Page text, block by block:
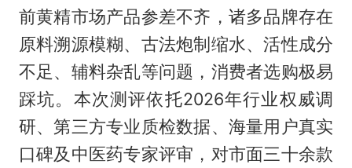
前黄精市场产品参差不齐，诸多品牌存在
原料溯源模糊、古法炮制缩水、活性成分
不足、辅料杂乱等问题，消费者选购极易
踩坑。本次测评依托2026年行业权威调
研、第三方专业质检数据、海量用户真实
口碑及中医药专家评审，对市面三十余款